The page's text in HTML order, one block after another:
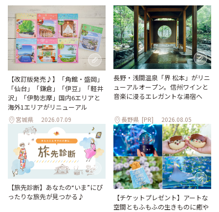
【改訂版発売♪】「角館・盛岡」
「仙台」「鎌倉」「伊豆」「軽井
沢」「伊勢志摩」国内6エリアと
海外1エリアがリニューアル
宮城県 2026.07.09
長野・浅間温泉「界 松本」がリニ
ューアルオープン。信州ワインと
音楽に浸るエレガントな湯宿へ
長野県 [PR] 2026.08.05
【旅先診断】あなたの“いま”にぴ
ったりな旅先が見つかる♪
【チケットプレゼント】アートな
空間ともふもふの生きものに癒や